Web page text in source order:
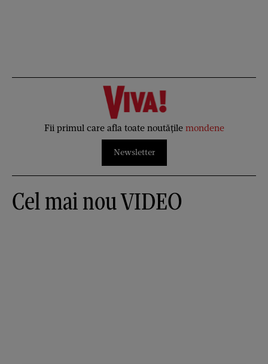
Fii primul care afla toate noutățile mondene
Newsletter
Cel mai nou VIDEO